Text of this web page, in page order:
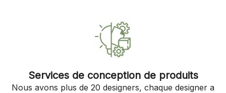
Services de conception de produits
Nous avons plus de 20 designers, chaque designer a